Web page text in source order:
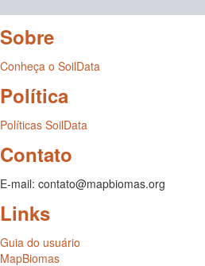
Sobre
Conheça o SoilData
Política
Políticas SoilData
Contato
E-mail: contato@mapbiomas.org
Links
Guia do usuário
MapBiomas